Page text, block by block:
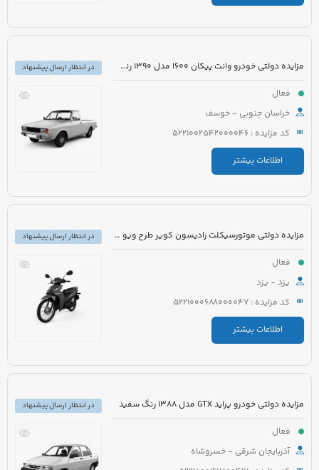
مزایده دولتی خودرو وانت پیکان 1600 مدل 1390 رنگ سفید
فعال
خراسان جنوبی - خوسف
کد مزایده : 5221002542000046
اطلاعات بیشتر
در انتظار ارسال پیشنهاد
مزایده دولتی موتورسیکلت رادیسون کویر طرح ویو مدل 1395 رنگ سفید
فعال
یزد - یزد
کد مزایده : 5221000688000047
اطلاعات بیشتر
در انتظار ارسال پیشنهاد
مزایده دولتی خودرو پراید GTX مدل 1388 رنگ سفید
فعال
آذربایجان شرقی - خسروشاه
در انتظار ارسال پیشنهاد